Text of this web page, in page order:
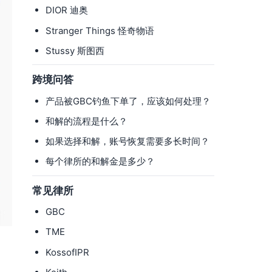
DIOR 迪奥
Stranger Things 怪奇物语
Stussy 斯图西
跨境问答
产品被GBC钓鱼下单了，应该如何处理？
和解的流程是什么？
如果选择和解，账号恢复需要多长时间？
每个律所的和解金是多少？
常见律所
GBC
TME
KossofIPR